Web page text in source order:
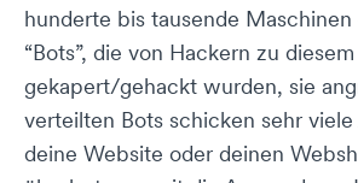
hunderte bis tausende Maschinen
“Bots”, die von Hackern zu
gekapert/gehackt wurden, sie
verteilten Bots schicken sehr
deine Website oder deinen